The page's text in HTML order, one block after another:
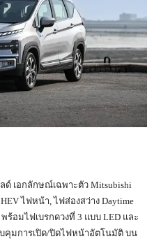
เอกลักษณ์เฉพาะตัว Mitsubishi
ไฟหน้า, ไฟส่องสว่าง Daytime
อมไฟเบรกดวงที่ 3 แบบ LED และ
บคุมการเปิด/ปิดไฟหน้าอัตโนมัติ บน